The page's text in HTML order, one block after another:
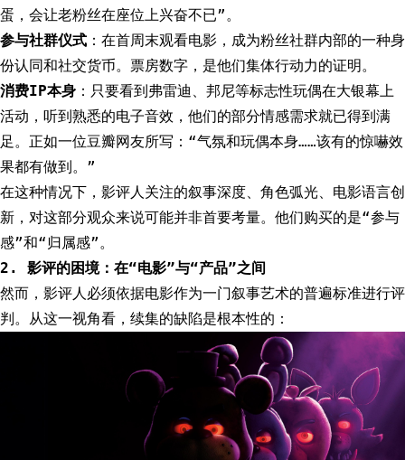
蛋，会让老粉丝在座位上兴奋不已”。
参与社群仪式 ：在首周末观看电影，成为粉丝社群内部的一种身
份认同和社交货币。票房数字，是他们集体行动力的证明。
消费IP本身 ：只要看到弗雷迪、邦尼等标志性玩偶在大银幕上
活动，听到熟悉的电子音效，他们的部分情感需求就已得到满
足。正如一位豆瓣网友所写：“气氛和玩偶本身……该有的惊嚇效
果都有做到。”
在这种情况下，影评人关注的叙事深度、角色弧光、电影语言创
新，对这部分观众来说可能并非首要考量。他们购买的是“参与
感”和“归属感”。
2. 影评的困境：在“电影”与“产品”之间
然而，影评人必须依据电影作为一门叙事艺术的普遍标准进行评
判。从这一视角看，续集的缺陷是根本性的：